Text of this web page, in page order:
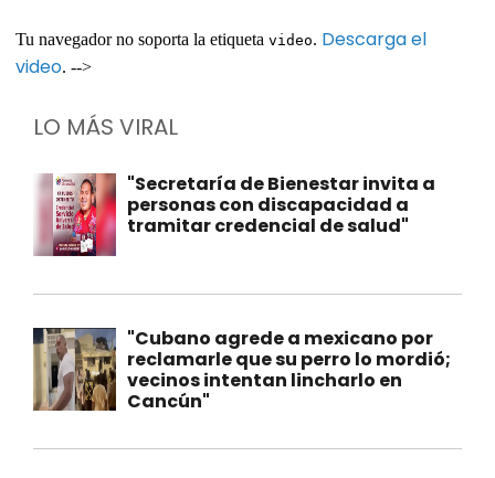
Tu navegador no soporta la etiqueta video. Descarga el
video. -->
LO MÁS VIRAL
"Secretaría de Bienestar invita a
personas con discapacidad a
tramitar credencial de salud"
"Cubano agrede a mexicano por
reclamarle que su perro lo mordió;
vecinos intentan lincharlo en
Cancún"